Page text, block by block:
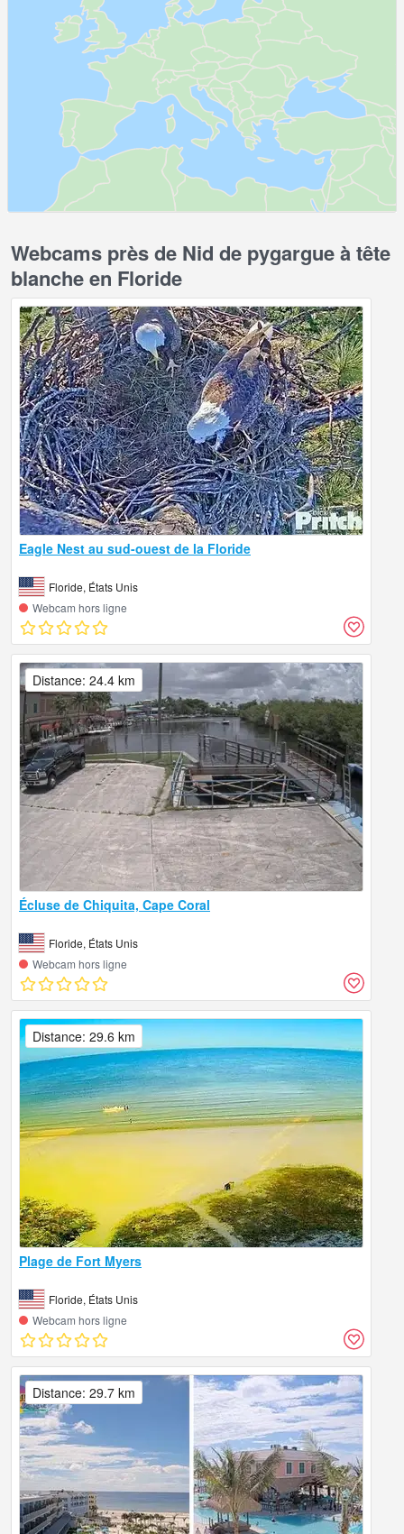
Webcams près de Nid de pygargue à tête
blanche en Floride
Eagle Nest au sud-ouest de la Floride
Floride, États Unis
Webcam hors ligne
Écluse de Chiquita, Cape Coral
Floride, États Unis
Webcam hors ligne
Distance: 24.4 km
Plage de Fort Myers
Floride, États Unis
Webcam hors ligne
Distance: 29.6 km
Distance: 29.7 km